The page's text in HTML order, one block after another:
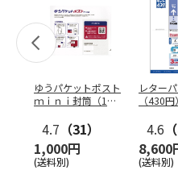
ゆうパケットポスト
ｍｉｎｉ封筒（1個
4.7 （31）
1,000円
(送料別)
レター
（430
4.6
8,600
(送料別)